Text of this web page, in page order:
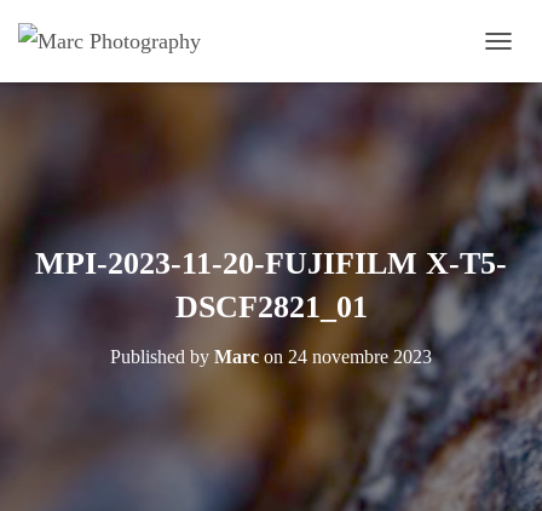
MPI-2023-11-20-FUJIFILM X-T5-
DSCF2821_01
Published by Marc on 24 novembre 2023